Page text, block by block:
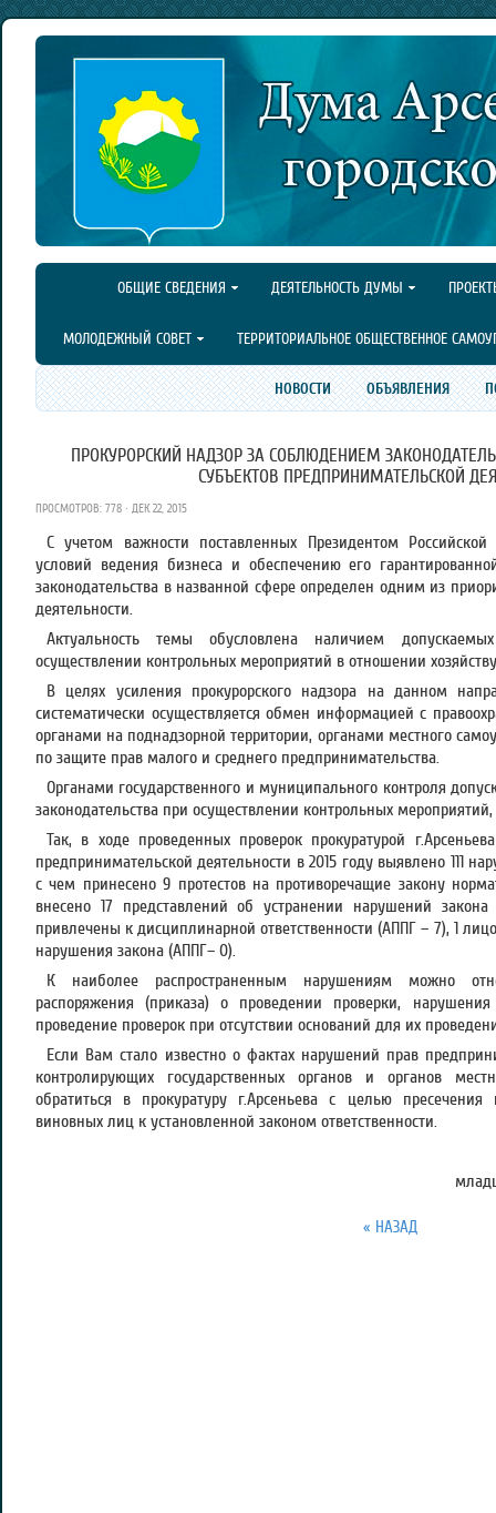
ОБЩИЕ СВЕДЕНИЯ ДЕЯТЕЛЬНОСТЬ ДУМЫ
МОЛОДЕЖНЫЙ СОВЕТ ТЕРРИТОРИАЛЬНОЕ ОБЩЕСТВЕННОЕ
НОВОСТИ ОБЪЯВЛЕНИЯ
ПРОКУРОРСКИЙ НАДЗОР ЗА СОБЛЮДЕНИЕМ
СУБЪЕКТОВ ПРЕДПРИНИМАТЕЛЬСКОЙ
ПРОСМОТРОВ: 778 · ДЕК 22, 2015
С учетом важности поставленных Президентом
условий ведения бизнеса и обеспечению его
законодательства в названной сфере определен одним из
деятельности.
Актуальность темы обусловлена наличием
осуществлении контрольных мероприятий в отношении
В целях усиления прокурорского надзора на данном
систематически осуществляется обмен информацией с
органами на поднадзорной территории, органами местного
по защите прав малого и среднего предпринимательства.
Органами государственного и муниципального контроля
законодательства при осуществлении контрольных
Так, в ходе проведенных проверок прокуратурой
предпринимательской деятельности в 2015 году выявлено 111
с чем принесено 9 протестов на противоречащие закону
внесено 17 представлений об устранении нарушений
привлечены к дисциплинарной ответственности (АППГ – 7), 1
нарушения закона (АППГ– 0).
К наиболее распространенным нарушениям можно
распоряжения (приказа) о проведении проверки,
проведение проверок при отсутствии оснований для их
Если Вам стало известно о фактах нарушений прав
контролирующих государственных органов и органов
обратиться в прокуратуру г.Арсеньева с целью
виновных лиц к установленной законом ответственности.
« НАЗАД